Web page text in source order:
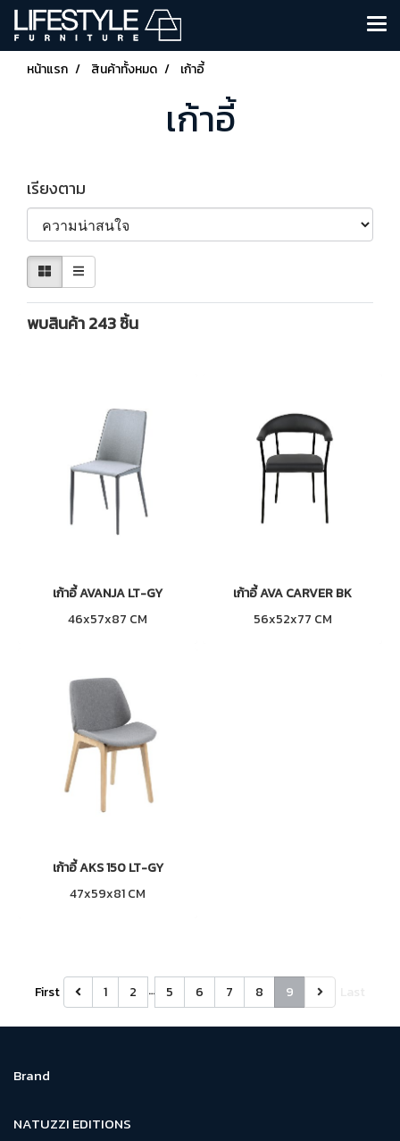
หน้าแรก สินค้าทั้งหมด เก้าอี้
เก้าอี้
เรียงตาม
พบสินค้า 243 ชิ้น
เก้าอี้ AVANJA LT-GY
46x57x87 CM
เก้าอี้ AVA CARVER BK
56x52x77 CM
เก้าอี้ AKS 150 LT-GY
47x59x81 CM
First 1 2 … 5 6 7 8 9
Brand
NATUZZI EDITIONS